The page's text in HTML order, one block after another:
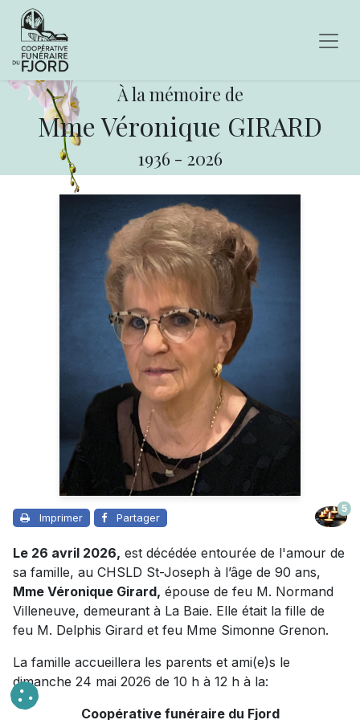
À la mémoire de
Mme Véronique GIRARD
1936 - 2026
Imprimer Partager
5
Le 26 avril 2026, est décédée entourée de l'amour de
sa famille, au CHSLD St-Joseph à l’âge de 90 ans,
Mme Véronique Girard, épouse de feu M. Normand
Villeneuve, demeurant à La Baie. Elle était la fille de
feu M. Delphis Girard et feu Mme Simonne Grenon.
La famille accueillera les parents et ami(e)s le
dimanche 24 mai 2026 de 10 h à 12 h à la:
Coopérative funéraire du Fjord